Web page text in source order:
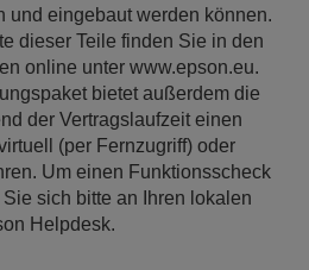
und eingebaut werden können.
dieser Teile finden Sie in den
online unter www.epson.eu.
bietet außerdem die
der Vertragslaufzeit einen
(per Fernzugriff) oder
Um einen Funktionsscheck
sich bitte an Ihren lokalen
Helpdesk.